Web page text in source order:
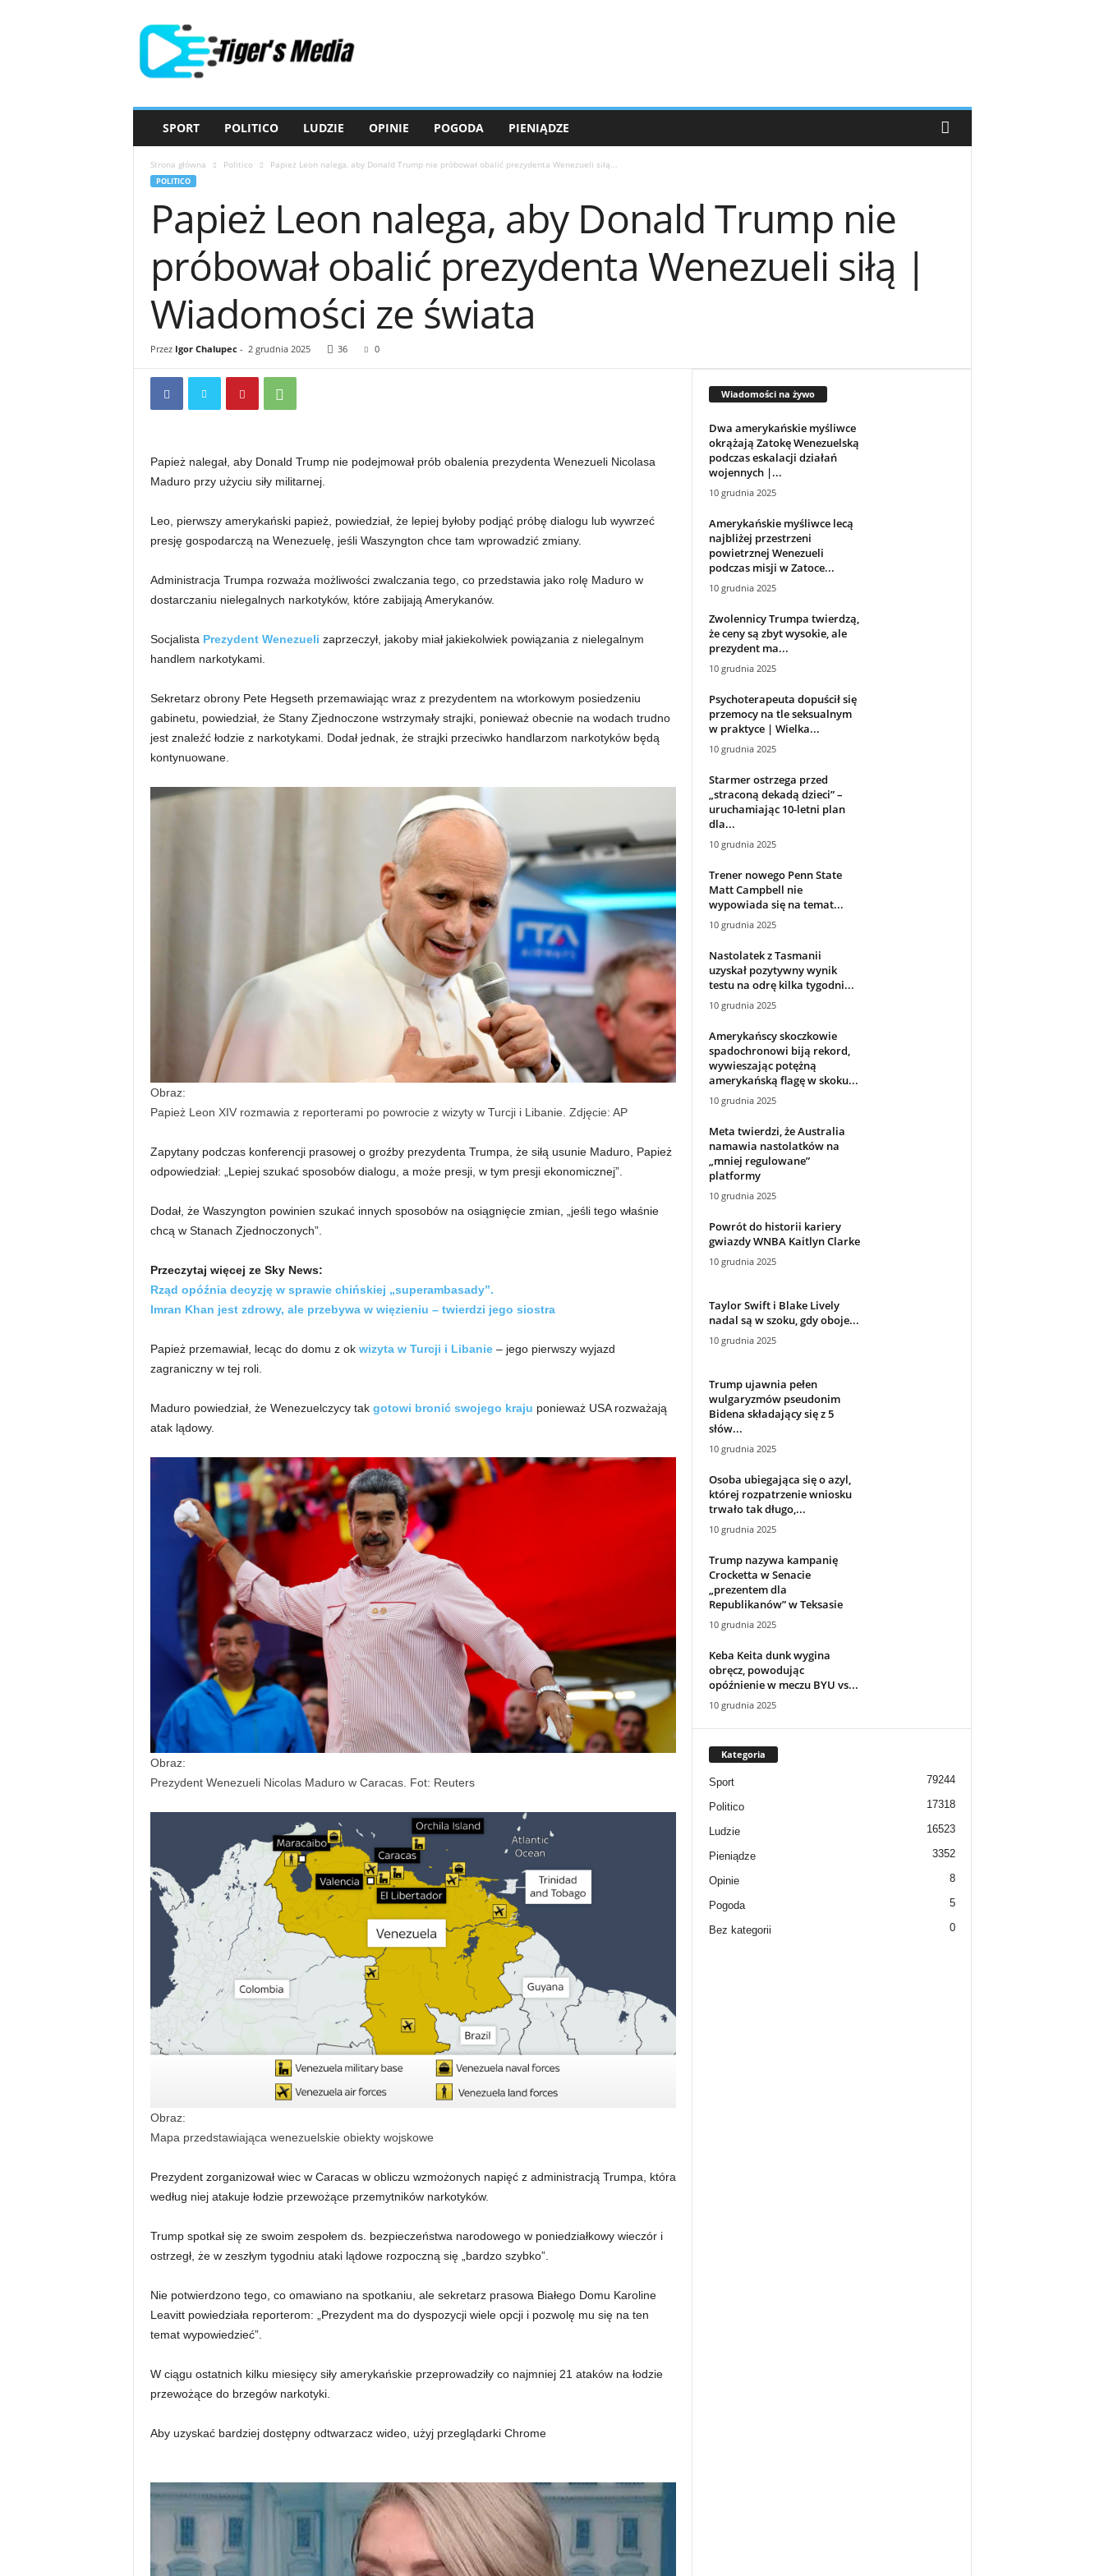
SPORT POLITICO LUDZIE OPINIE POGODA PIENIĄDZE
Strona główna Politico Papież Leon nalega, aby Donald Trump nie próbował obalić prezydenta Wenezueli siłą...
POLITICO
Papież Leon nalega, aby Donald Trump nie
próbował obalić prezydenta Wenezueli siłą |
Wiadomości ze świata
Przez Igor Chalupec- 2 grudnia 2025 36 0
Papież nalegał, aby Donald Trump nie podejmował prób obalenia prezydenta Wenezueli Nicolasa
Maduro przy użyciu siły militarnej.
Leo, pierwszy amerykański papież, powiedział, że lepiej byłoby podjąć próbę dialogu lub wywrzeć
presję gospodarczą na Wenezuelę, jeśli Waszyngton chce tam wprowadzić zmiany.
Administracja Trumpa rozważa możliwości zwalczania tego, co przedstawia jako rolę Maduro w
dostarczaniu nielegalnych narkotyków, które zabijają Amerykanów.
Socjalista Prezydent Wenezueli zaprzeczył, jakoby miał jakiekolwiek powiązania z nielegalnym
handlem narkotykami.
Sekretarz obrony Pete Hegseth przemawiając wraz z prezydentem na wtorkowym posiedzeniu
gabinetu, powiedział, że Stany Zjednoczone wstrzymały strajki, ponieważ obecnie na wodach trudno
jest znaleźć łodzie z narkotykami. Dodał jednak, że strajki przeciwko handlarzom narkotyków będą
kontynuowane.
Obraz:
Papież Leon XIV rozmawia z reporterami po powrocie z wizyty w Turcji i Libanie. Zdjęcie: AP
Zapytany podczas konferencji prasowej o groźby prezydenta Trumpa, że ​​siłą usunie Maduro, Papież
odpowiedział: „Lepiej szukać sposobów dialogu, a może presji, w tym presji ekonomicznej”.
Dodał, że Waszyngton powinien szukać innych sposobów na osiągnięcie zmian, „jeśli tego właśnie
chcą w Stanach Zjednoczonych”.
Przeczytaj więcej ze Sky News:
Rząd opóźnia decyzję w sprawie chińskiej „superambasady”.
Imran Khan jest zdrowy, ale przebywa w więzieniu – twierdzi jego siostra
Papież przemawiał, lecąc do domu z ok wizyta w Turcji i Libanie– jego pierwszy wyjazd
zagraniczny w tej roli.
Maduro powiedział, że Wenezuelczycy tak gotowi bronić swojego kraju ponieważ USA rozważają
atak lądowy.
Obraz:
Prezydent Wenezueli Nicolas Maduro w Caracas. Fot: Reuters
Obraz:
Mapa przedstawiająca wenezuelskie obiekty wojskowe
Prezydent zorganizował wiec w Caracas w obliczu wzmożonych napięć z administracją Trumpa, która
według niej atakuje łodzie przewożące przemytników narkotyków.
Trump spotkał się ze swoim zespołem ds. bezpieczeństwa narodowego w poniedziałkowy wieczór i
ostrzegł, że w zeszłym tygodniu ataki lądowe rozpoczną się „bardzo szybko”.
Nie potwierdzono tego, co omawiano na spotkaniu, ale sekretarz prasowa Białego Domu Karoline
Leavitt powiedziała reporterom: „Prezydent ma do dyspozycji wiele opcji i pozwolę mu się na ten
temat wypowiedzieć”.
W ciągu ostatnich kilku miesięcy siły amerykańskie przeprowadziły co najmniej 21 ataków na łodzie
przewożące do brzegów narkotyki.
Aby uzyskać bardziej dostępny odtwarzacz wideo, użyj przeglądarki Chrome
Wiadomości na żywo
Dwa amerykańskie myśliwce
okrążają Zatokę Wenezuelską
podczas eskalacji działań
wojennych |...
10 grudnia 2025
Amerykańskie myśliwce lecą
najbliżej przestrzeni
powietrznej Wenezueli
podczas misji w Zatoce...
10 grudnia 2025
Zwolennicy Trumpa twierdzą,
że ceny są zbyt wysokie, ale
prezydent ma...
10 grudnia 2025
Psychoterapeuta dopuścił się
przemocy na tle seksualnym
w praktyce | Wielka...
10 grudnia 2025
Starmer ostrzega przed
„straconą dekadą dzieci” –
uruchamiając 10-letni plan
dla...
10 grudnia 2025
Trener nowego Penn State
Matt Campbell nie
wypowiada się na temat...
10 grudnia 2025
Nastolatek z Tasmanii
uzyskał pozytywny wynik
testu na odrę kilka tygodni...
10 grudnia 2025
Amerykańscy skoczkowie
spadochronowi biją rekord,
wywieszając potężną
amerykańską flagę w skoku...
10 grudnia 2025
Meta twierdzi, że Australia
namawia nastolatków na
„mniej regulowane”
platformy
10 grudnia 2025
Powrót do historii kariery
gwiazdy WNBA Kaitlyn Clarke
10 grudnia 2025
Taylor Swift i Blake Lively
nadal są w szoku, gdy oboje...
10 grudnia 2025
Trump ujawnia pełen
wulgaryzmów pseudonim
Bidena składający się z 5
słów...
10 grudnia 2025
Osoba ubiegająca się o azyl,
której rozpatrzenie wniosku
trwało tak długo,...
10 grudnia 2025
Trump nazywa kampanię
Crocketta w Senacie
„prezentem dla
Republikanów” w Teksasie
10 grudnia 2025
Keba Keita dunk wygina
obręcz, powodując
opóźnienie w meczu BYU vs...
10 grudnia 2025
Kategoria
Sport 79244
Politico 17318
Ludzie 16523
Pieniądze 3352
Opinie 8
Pogoda 5
Bez kategorii 0